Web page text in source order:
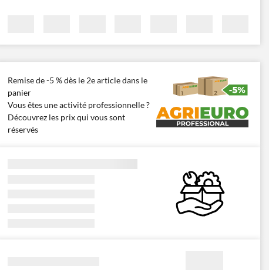
Remise de -5 % dès le 2e article dans le
panier
Vous êtes une activité professionnelle ?
Découvrez les prix qui vous sont
réservés